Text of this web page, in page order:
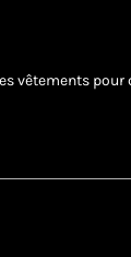
vêtements pour